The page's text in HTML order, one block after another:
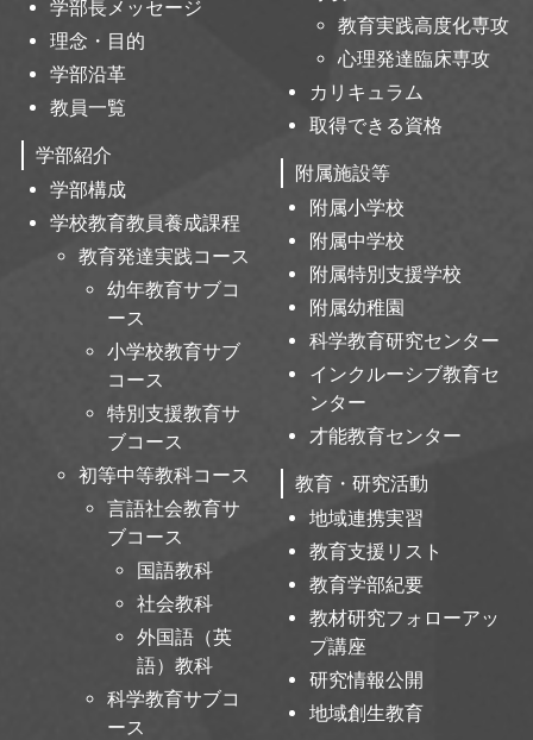
学部長メッセージ
理念・目的
学部沿革
教員一覧
学部紹介
学部構成
学校教育教員養成課程
教育発達実践コース
幼年教育サブコ
ース
小学校教育サブ
コース
特別支援教育サ
ブコース
初等中等教科コース
言語社会教育サ
ブコース
国語教科
社会教科
外国語（英
語）教科
科学教育サブコ
ース
教育実践高度化専攻
心理発達臨床専攻
カリキュラム
取得できる資格
附属施設等
附属小学校
附属中学校
附属特別支援学校
附属幼稚園
科学教育研究センター
インクルーシブ教育セ
ンター
才能教育センター
教育・研究活動
地域連携実習
教育支援リスト
教育学部紀要
教材研究フォローアッ
プ講座
研究情報公開
地域創生教育